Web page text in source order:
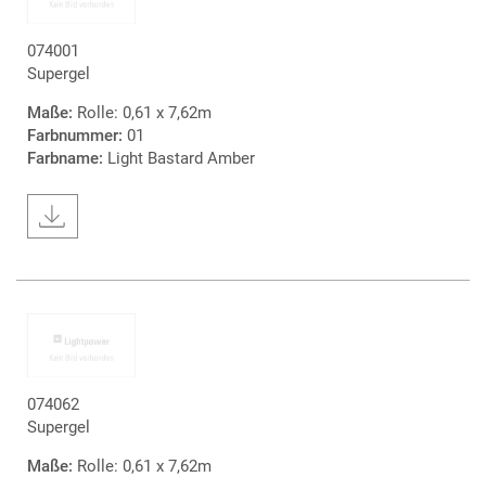
074001
Supergel
Maße: Rolle: 0,61 x 7,62m
Farbnummer: 01
Farbname: Light Bastard Amber
074062
Supergel
Maße: Rolle: 0,61 x 7,62m